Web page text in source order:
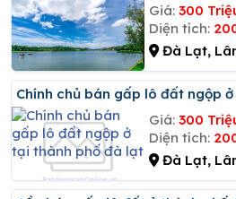
Giá: 300
Diện tích:
Đà Lạt,
Chính chủ bán gấp lô đất ngộp
Giá: 300
Diện tích:
Đà Lạt,